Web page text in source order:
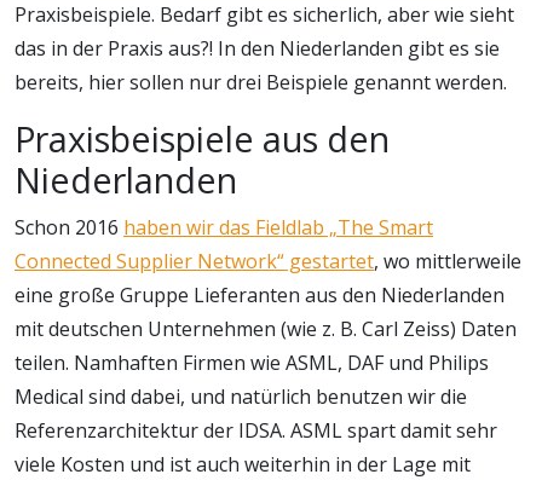
Praxisbeispiele. Bedarf gibt es sicherlich, aber wie sieht
das in der Praxis aus?! In den Niederlanden gibt es sie
bereits, hier sollen nur drei Beispiele genannt werden.
Praxisbeispiele aus den
Niederlanden
Schon 2016 haben wir das Fieldlab „The Smart
Connected Supplier Network“ gestartet, wo mittlerweile
eine große Gruppe Lieferanten aus den Niederlanden
mit deutschen Unternehmen (wie z. B. Carl Zeiss) Daten
teilen. Namhaften Firmen wie ASML, DAF und Philips
Medical sind dabei, und natürlich benutzen wir die
Referenzarchitektur der IDSA. ASML spart damit sehr
viele Kosten und ist auch weiterhin in der Lage mit